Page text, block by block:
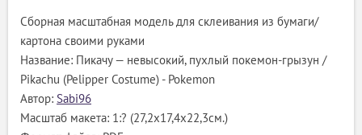
Сборная масштабная модель для склеивания из бумаги/
картона своими руками
Название: Пикачу — невысокий, пухлый покемон-грызун /
Pikachu (Pelipper Costume) - Pokemon
Автор: Sabi96
Масштаб макета: 1:? (27,2х17,4х22,3см.)